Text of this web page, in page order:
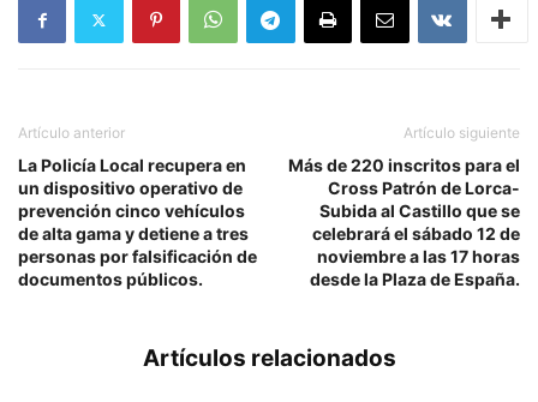
Artículo anterior
La Policía Local recupera en
un dispositivo operativo de
prevención cinco vehículos
de alta gama y detiene a tres
personas por falsificación de
documentos públicos.
Artículo siguiente
Más de 220 inscritos para el
Cross Patrón de Lorca-
Subida al Castillo que se
celebrará el sábado 12 de
noviembre a las 17 horas
desde la Plaza de España.
Artículos relacionados